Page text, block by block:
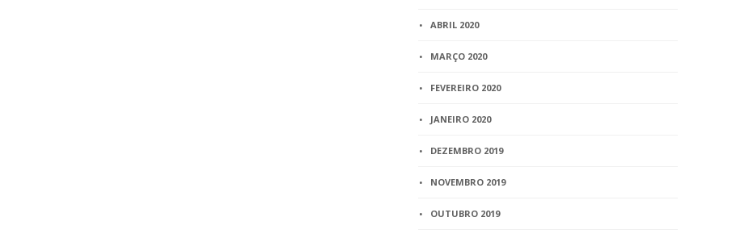
ABRIL 2020
MARÇO 2020
FEVEREIRO 2020
JANEIRO 2020
DEZEMBRO 2019
NOVEMBRO 2019
OUTUBRO 2019